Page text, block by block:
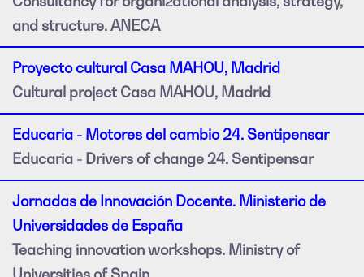
and structure. ANECA
Proyecto cultural Casa MAHOU, Madrid
Cultural project Casa MAHOU, Madrid
Educaria - Motores del cambio 24. Sentipensar
Educaria - Drivers of change 24. Sentipensar
Jornadas de Innovación Docente. Ministerio de
Universidades de España
Teaching innovation workshops. Ministry of